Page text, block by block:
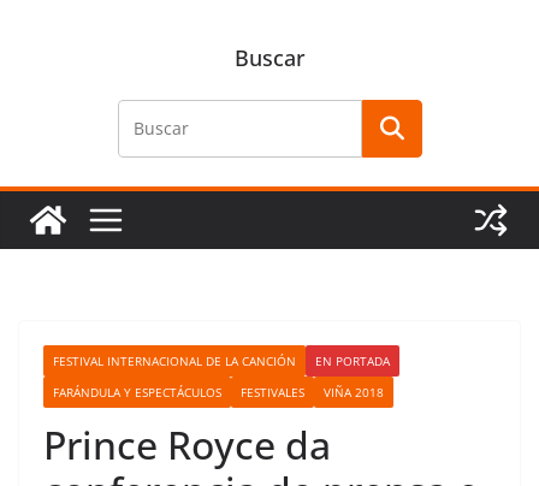
Buscar
FESTIVAL INTERNACIONAL DE LA CANCIÓN
EN PORTADA
FARÁNDULA Y ESPECTÁCULOS
FESTIVALES VIÑA 2018
Prince Royce da